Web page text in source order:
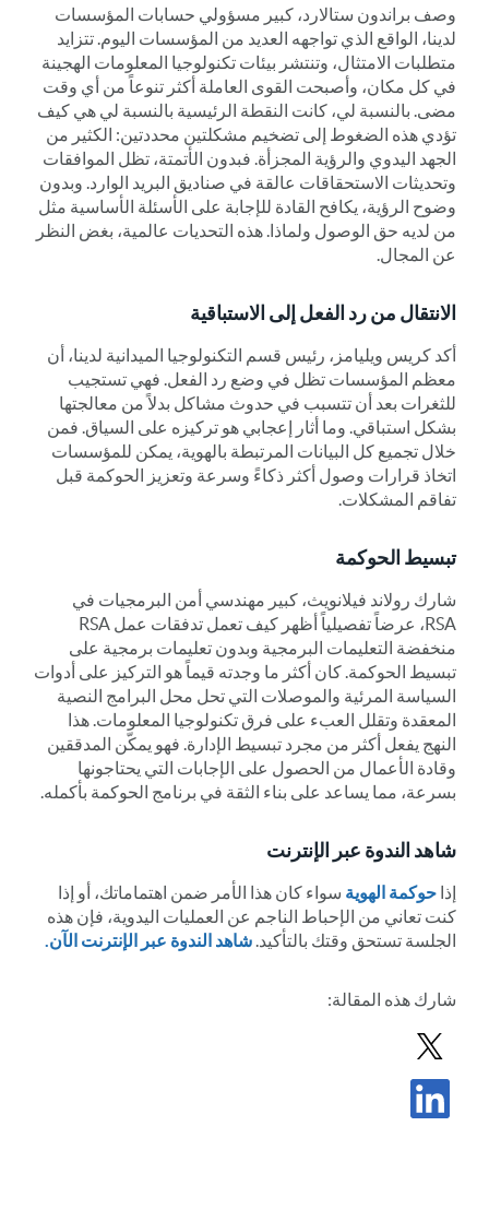
وصف براندون ستالارد، كبير مسؤولي حسابات المؤسسات
لدينا، الواقع الذي تواجهه العديد من المؤسسات اليوم. تتزايد
متطلبات الامتثال، وتنتشر بيئات تكنولوجيا المعلومات الهجينة
في كل مكان، وأصبحت القوى العاملة أكثر تنوعاً من أي وقت
مضى. بالنسبة لي، كانت النقطة الرئيسية بالنسبة لي هي كيف
تؤدي هذه الضغوط إلى تضخيم مشكلتين محددتين: الكثير من
الجهد اليدوي والرؤية المجزأة. فبدون الأتمتة، تظل الموافقات
وتحديثات الاستحقاقات عالقة في صناديق البريد الوارد. وبدون
وضوح الرؤية، يكافح القادة للإجابة على الأسئلة الأساسية مثل
من لديه حق الوصول ولماذا. هذه التحديات عالمية، بغض النظر
عن المجال.
الانتقال من رد الفعل إلى الاستباقية
أكد كريس ويليامز، رئيس قسم التكنولوجيا الميدانية لدينا، أن
معظم المؤسسات تظل في وضع رد الفعل. فهي تستجيب
للثغرات بعد أن تتسبب في حدوث مشاكل بدلاً من معالجتها
بشكل استباقي. وما أثار إعجابي هو تركيزه على السياق. فمن
خلال تجميع كل البيانات المرتبطة بالهوية، يمكن للمؤسسات
اتخاذ قرارات وصول أكثر ذكاءً وسرعة وتعزيز الحوكمة قبل
تفاقم المشكلات.
تبسيط الحوكمة
شارك رولاند فيلانويث، كبير مهندسي أمن البرمجيات في
RSA، عرضاً تفصيلياً أظهر كيف تعمل تدفقات عمل RSA
منخفضة التعليمات البرمجية وبدون تعليمات برمجية على
تبسيط الحوكمة. كان أكثر ما وجدته قيماً هو التركيز على أدوات
السياسة المرئية والموصلات التي تحل محل البرامج النصية
المعقدة وتقلل العبء على فرق تكنولوجيا المعلومات. هذا
النهج يفعل أكثر من مجرد تبسيط الإدارة. فهو يمكّن المدققين
وقادة الأعمال من الحصول على الإجابات التي يحتاجونها
بسرعة، مما يساعد على بناء الثقة في برنامج الحوكمة بأكمله.
شاهد الندوة عبر الإنترنت
إذا حوكمة الهوية سواء كان هذا الأمر ضمن اهتماماتك، أو إذا
كنت تعاني من الإحباط الناجم عن العمليات اليدوية، فإن هذه
الجلسة تستحق وقتك بالتأكيد. شاهد الندوة عبر الإنترنت الآن.
شارك هذه المقالة:
مشاركة المشاركة في X